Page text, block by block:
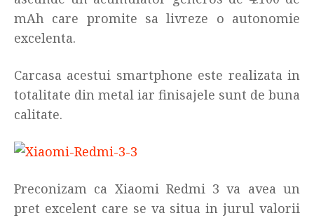
mAh care promite sa livreze o autonomie
excelenta.
Carcasa acestui smartphone este realizata in
totalitate din metal iar finisajele sunt de buna
calitate.
Preconizam ca Xiaomi Redmi 3 va avea un
pret excelent care se va situa in jurul valorii